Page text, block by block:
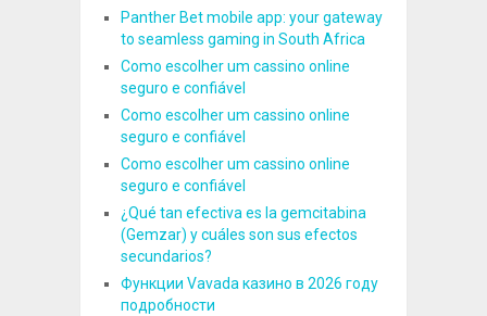
Panther Bet mobile app: your gateway
to seamless gaming in South Africa
Como escolher um cassino online
seguro e confiável
Como escolher um cassino online
seguro e confiável
Como escolher um cassino online
seguro e confiável
¿Qué tan efectiva es la gemcitabina
(Gemzar) y cuáles son sus efectos
secundarios?
Функции Vavada казино в 2026 году
подробности